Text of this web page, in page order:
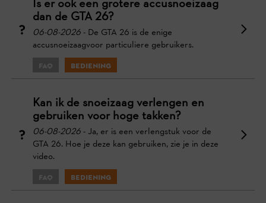
Is er ook een grotere accusnoeizaag
dan de GTA 26?
06-08-2026 - De GTA 26 is de enige
accusnoeizaagvoor particuliere gebruikers.
FAQ Bediening
Kan ik de snoeizaag verlengen en
gebruiken voor hoge takken?
06-08-2026 - Ja, er is een verlengstuk voor de
GTA 26. Hoe je deze kan gebruiken, zie je in deze
video.
FAQ Bediening